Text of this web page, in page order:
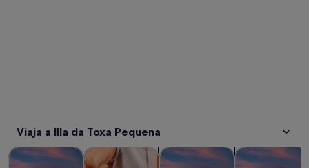
Viaja a Illa da Toxa Pequena
Visitas guiadas y excursiones de un díaSe abre en una
Comidas, bebidas y vida nocturnaSe abre en
Visitas privadas yHistoria y